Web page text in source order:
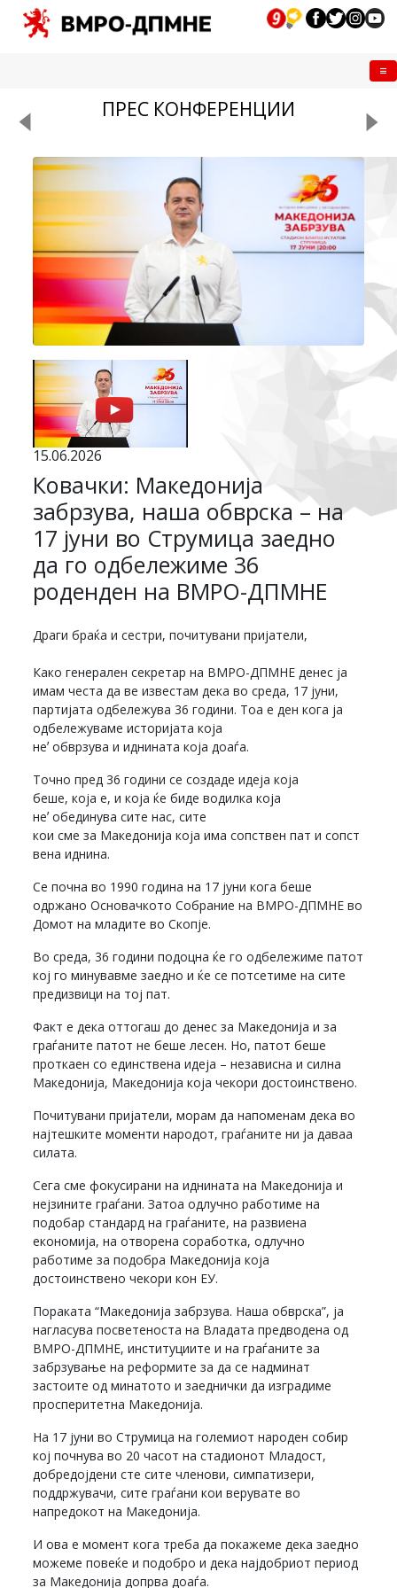
ПРЕС КОНФЕРЕНЦИИ
15.06.2026
Ковачки: Македонија
забрзува, наша обврска – на
17 јуни во Струмица заедно
да го одбележиме 36
роденден на ВМРО-ДПМНЕ
Драги браќа и сестри, почитувани пријатели,
Како генерален секретар на ВМРО-ДПМНЕ денес ја
имам честа да ве известам дека во среда, 17 јуни,
партијата одбележува 36 години. Тоа е ден кога ја
одбележуваме историјата која
неʼ обврзува и иднината која доаѓа.
Точно пред 36 години се создаде идеја која
беше, која е, и која ќе биде водилка која
неʼ обединува сите нас, сите
кои сме за Македонија која има сопствен пат и сопст
вена иднина.
Се почна во 1990 година на 17 јуни кога беше
одржано Основачкото Собрание на ВМРО-ДПМНЕ во
Домот на младите во Скопје.
Во среда, 36 години подоцна ќе го одбележиме патот
кој го минувавме заедно и ќе се потсетиме на сите
предизвици на тој пат.
Факт е дека оттогаш до денес за Македонија и за
граѓаните патот не беше лесен. Но, патот беше
проткаен со единствена идеја – независна и силна
Македонија, Македонија која чекори достоинствено.
Почитувани пријатели, морам да напоменам дека во
најтешките моменти народот, граѓаните ни ја даваа
силата.
Сега сме фокусирани на иднината на Македонија и
нејзините граѓани. Затоа одлучно работиме на
подобар стандард на граѓаните, на развиена
економија, на отворена соработка, одлучно
работиме за подобра Македонија која
достоинствено чекори кон ЕУ.
Пораката “Македонија забрзува. Наша обврска”, ја
нагласува посветеноста на Владата предводена од
ВМРО-ДПМНЕ, институциите и на граѓаните за
забрзување на реформите за да се надминат
застоите од минатото и заеднички да изградиме
просперитетна Македонија.
На 17 јуни во Струмица на големиот народен собир
кој почнува во 20 часот на стадионот Младост,
добредојдени сте сите членови, симпатизери,
поддржувачи, сите граѓани кои верувате во
напредокот на Македонија.
И ова е момент кога треба да покажеме дека заедно
можеме повеќе и подобро и дека најдобриот период
за Македонија допрва доаѓа.